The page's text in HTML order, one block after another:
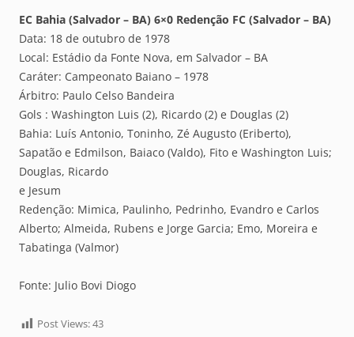
EC Bahia (Salvador – BA) 6×0 Redenção FC (Salvador – BA)
Data: 18 de outubro de 1978
Local: Estádio da Fonte Nova, em Salvador – BA
Caráter: Campeonato Baiano – 1978
Árbitro: Paulo Celso Bandeira
Gols : Washington Luis (2), Ricardo (2) e Douglas (2)
Bahia: Luís Antonio, Toninho, Zé Augusto (Eriberto),
Sapatão e Edmilson, Baiaco (Valdo), Fito e Washington Luis;
Douglas, Ricardo
e Jesum
Redenção: Mimica, Paulinho, Pedrinho, Evandro e Carlos
Alberto; Almeida, Rubens e Jorge Garcia; Emo, Moreira e
Tabatinga (Valmor)
Fonte: Julio Bovi Diogo
Post Views:43